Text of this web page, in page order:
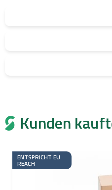
Kunden
ENTSPRICHT EU
REACH